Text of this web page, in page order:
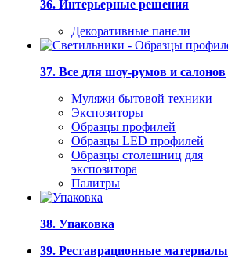
36. Интерьерные решения
Декоративные панели
37. Все для шоу-румов и салонов
Муляжи бытовой техники
Экспозиторы
Образцы профилей
Образцы LED профилей
Образцы столешниц для
экспозитора
Палитры
38. Упаковка
39. Реставрационные материалы